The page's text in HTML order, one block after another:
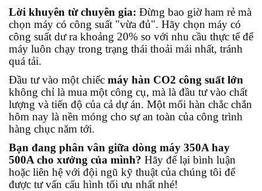
Lời khuyên từ chuyên gia: Đừng bao giờ ham rẻ mà
chọn máy có công suất "vừa đủ". Hãy chọn máy có
công suất dư ra khoảng 20% so với nhu cầu thực tế để
máy luôn chạy trong trạng thái thoải mái nhất, tránh
quá tải.
Đầu tư vào một chiếc máy hàn CO2 công suất lớn
không chỉ là mua một công cụ, mà là đầu tư vào chất
lượng và tiến độ của cả dự án. Một mối hàn chắc chắn
hôm nay là nền móng cho sự an toàn của công trình
hàng chục năm tới.
Bạn đang phân vân giữa dòng máy 350A hay
500A cho xưởng của mình? Hãy để lại bình luận
hoặc liên hệ với đội ngũ kỹ thuật của chúng tôi để
được tư vấn cấu hình tối ưu nhất nhé!